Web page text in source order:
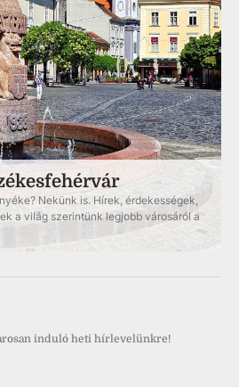
Nekünk is. Hírek, érdekességek,
a világ szerintünk legjobb városáról a
induló heti hírlevelünkre!